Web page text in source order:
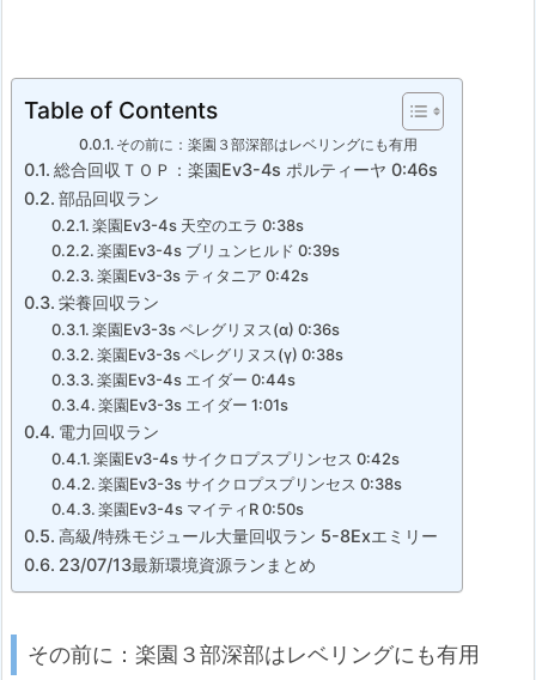
Table of Contents
その前に：楽園３部深部はレベリングにも有用
総合回収ＴＯＰ：楽園Ev3-4s ポルティーヤ 0:46s
部品回収ラン
楽園Ev3-4s 天空のエラ 0:38s
楽園Ev3-4s ブリュンヒルド 0:39s
楽園Ev3-3s ティタニア 0:42s
栄養回収ラン
楽園Ev3-3s ペレグリヌス(α) 0:36s
楽園Ev3-3s ペレグリヌス(γ) 0:38s
楽園Ev3-4s エイダー 0:44s
楽園Ev3-3s エイダー 1:01s
電力回収ラン
楽園Ev3-4s サイクロプスプリンセス 0:42s
楽園Ev3-3s サイクロプスプリンセス 0:38s
楽園Ev3-4s マイティR 0:50s
高級/特殊モジュール大量回収ラン 5-8Exエミリー
23/07/13最新環境資源ランまとめ
その前に：楽園３部深部はレベリングにも有用